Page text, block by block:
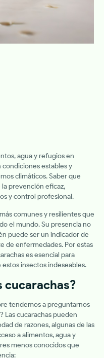
agua y refugios en
estables y
climáticos. Saber que
prevención eficaz,
y control profesional.
comunes y resilientes que
el mundo. Su presencia no
puede ser un indicador de
de enfermedades. Por estas
es esencial para
insectos indeseables.
cucarachas?
tendemos a preguntarnos
Las cucarachas pueden
de razones, algunas de las
a alimentos, agua y
menos conocidos que